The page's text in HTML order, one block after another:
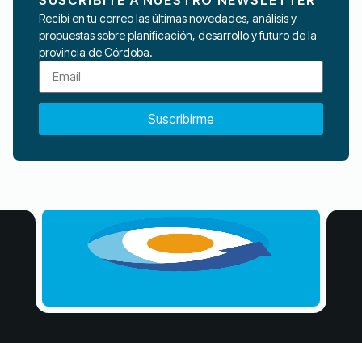
Recibí en tu correo las últimas novedades, análisis y
propuestas sobre planificación, desarrollo y futuro de la
provincia de Córdoba.
Suscribirme